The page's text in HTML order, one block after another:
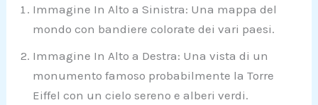
Immagine In Alto a Sinistra: Una mappa del
mondo con bandiere colorate dei vari paesi.
Immagine In Alto a Destra: Una vista di un
monumento famoso probabilmente la Torre
Eiffel con un cielo sereno e alberi verdi.